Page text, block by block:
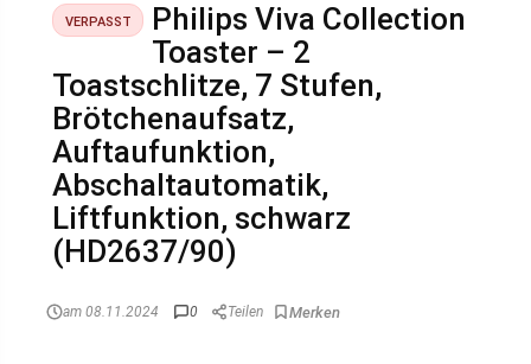
VERPASST
Philips Viva Collection
Toaster – 2
Toastschlitze, 7 Stufen,
Brötchenaufsatz,
Auftaufunktion,
Abschaltautomatik,
Liftfunktion, schwarz
(HD2637/90)
am 08.11.2024 0 Teilen